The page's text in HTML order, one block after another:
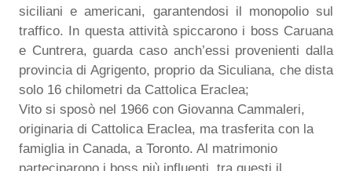
siciliani e americani, garantendosi il monopolio sul
traffico. In questa attività spiccarono i boss Caruana
e Cuntrera, guarda caso anch’essi provenienti dalla
provincia di Agrigento, proprio da Siculiana, che dista
solo 16 chilometri da Cattolica Eraclea;
Vito si sposò nel 1966 con Giovanna Cammaleri,
originaria di Cattolica Eraclea, ma trasferita con la
famiglia in Canada, a Toronto. Al matrimonio
parteciparono i boss più influenti, tra questi il